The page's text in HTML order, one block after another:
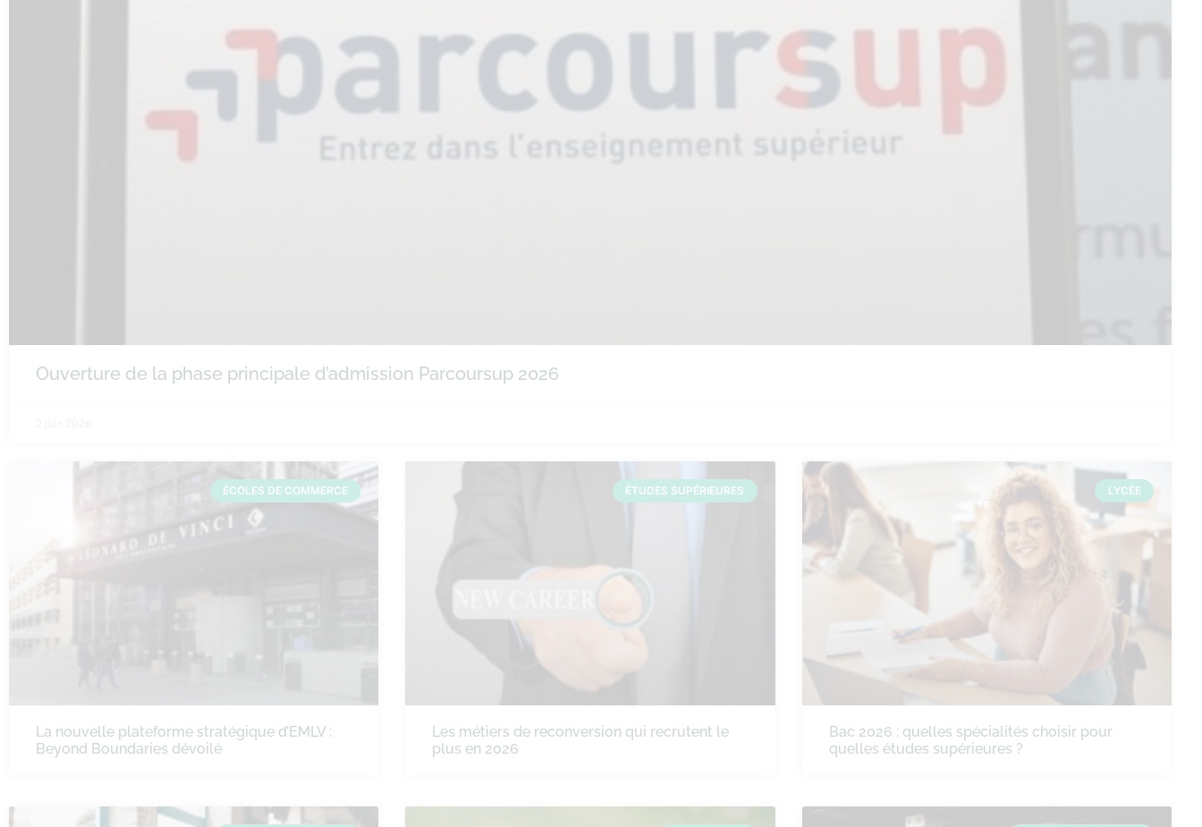
Ouverture de la phase principale d’admission Parcoursup 2026
ÉCOLES DE COMMERCE
La nouvelle plateforme stratégique d’EMLV :
Beyond Boundaries dévoilé
ÉTUDES SUPÉRIEURES
Les métiers de reconversion qui recrutent le
plus en 2026
LYCÉE
Bac 2026 : quelles spécialités choisir pour
quelles études supérieures ?